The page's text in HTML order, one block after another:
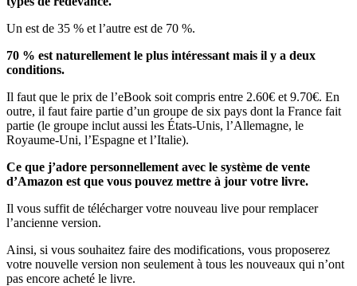
Un est de 35 % et l’autre est de 70 %.
70 % est naturellement le plus intéressant mais il y a deux
conditions.
Il faut que le prix de l’eBook soit compris entre 2.60€ et 9.70€. En
outre, il faut faire partie d’un groupe de six pays dont la France fait
partie (le groupe inclut aussi les États-Unis, l’Allemagne, le
Royaume-Uni, l’Espagne et l’Italie).
Ce que j’adore personnellement avec le système de vente
d’Amazon est que vous pouvez mettre à jour votre livre.
Il vous suffit de télécharger votre nouveau live pour remplacer
l’ancienne version.
Ainsi, si vous souhaitez faire des modifications, vous proposerez
votre nouvelle version non seulement à tous les nouveaux qui n’ont
pas encore acheté le livre.